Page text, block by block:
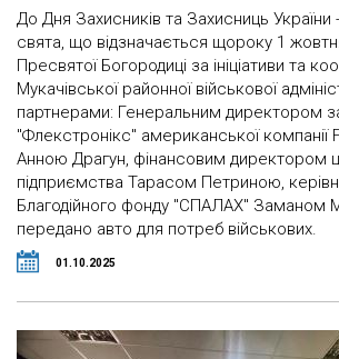
До Дня Захисників та Захисниць
свята, що відзначається щороку 1
Пресвятої Богородиці за ініціативи та
Мукачівської районної військової
партнерами: Генеральним директором
"Флекстронікс" американської компанії
Анною Драгун, фінансовим директором
підприємства Тарасом Петриною,
Благодійного фонду "СПАЛАХ" Заманом
передано авто для потреб військових.
01.10.2025